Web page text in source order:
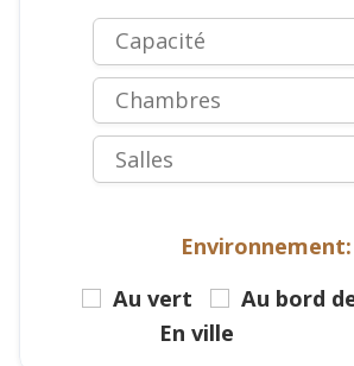
Environnement:
Au vert
Au bord
En ville